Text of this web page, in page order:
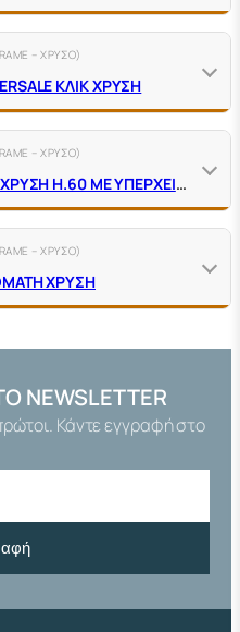
– ΧΡΥΣΟ)
ΚΛΙΚ ΧΡΥΣΗ
– ΧΡΥΣΟ)
ΒΑΛΒΙΔΑ ΝΙΠΤΗΡΑ ΚΛΙΚ ΧΡΥΣΗ Η.60 ΜΕ ΥΠΕΡΧΕΙΛΙΣΗ ΚΑΙ ΚΥΛΙΝΔΡΙΚΟ ΠΑΞΙΜΑΔΙ
– ΧΡΥΣΟ)
ΧΡΥΣΗ
NEWSLETTER
Κάντε εγγραφή στο